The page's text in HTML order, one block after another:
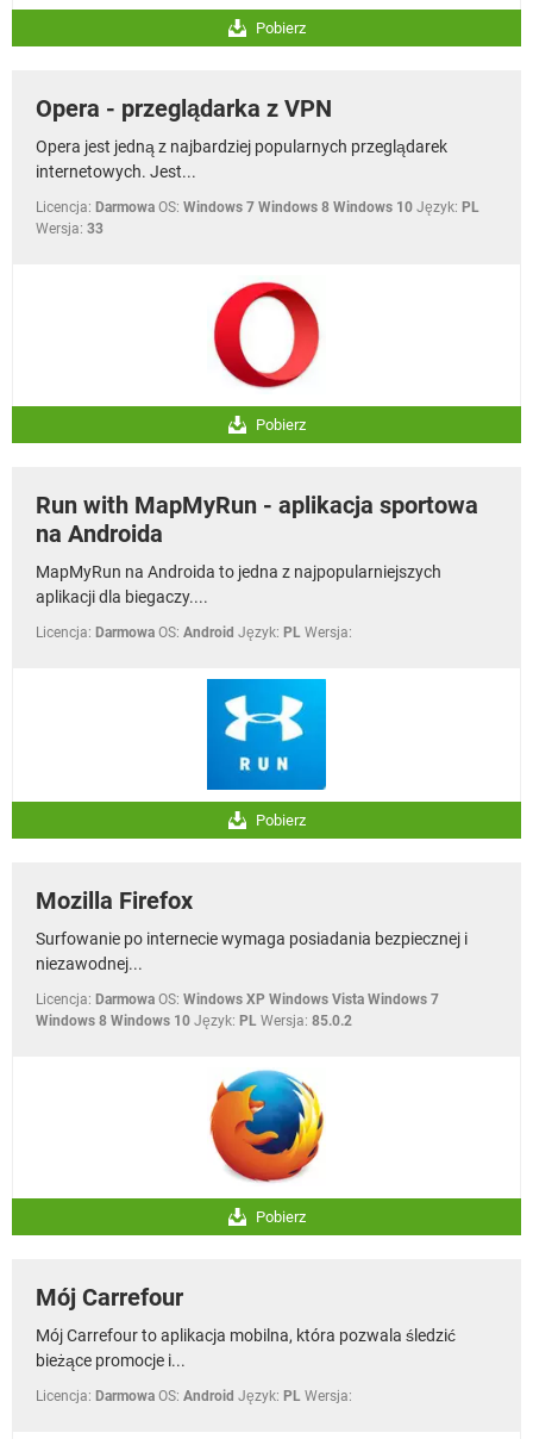
Pobierz
Opera - przeglądarka z VPN
Opera jest jedną z najbardziej popularnych przeglądarek
internetowych. Jest...
Licencja: Darmowa OS: Windows 7 Windows 8 Windows 10 Język: PL
Wersja: 33
Pobierz
Run with MapMyRun - aplikacja sportowa
na Androida
MapMyRun na Androida to jedna z najpopularniejszych
aplikacji dla biegaczy....
Licencja: Darmowa OS: Android Język: PL Wersja:
Pobierz
Mozilla Firefox
Surfowanie po internecie wymaga posiadania bezpiecznej i
niezawodnej...
Licencja: Darmowa OS: Windows XP Windows Vista Windows 7
Windows 8 Windows 10 Język: PL Wersja: 85.0.2
Pobierz
Mój Carrefour
Mój Carrefour to aplikacja mobilna, która pozwala śledzić
bieżące promocje i...
Licencja: Darmowa OS: Android Język: PL Wersja: